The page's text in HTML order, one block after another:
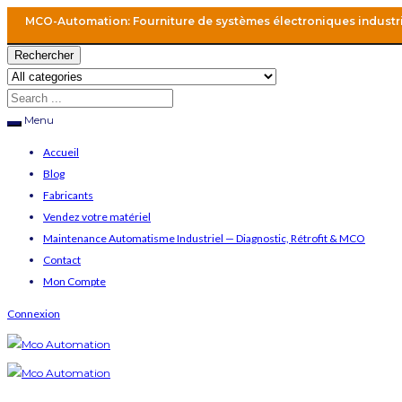
MCO-Automation: Fourniture de systèmes électroniques
Rechercher
Menu
Accueil
Blog
Fabricants
Vendez votre matériel
Maintenance Automatisme Industriel — Diagnostic, Rétrofit & MCO
Contact
Mon Compte
Connexion